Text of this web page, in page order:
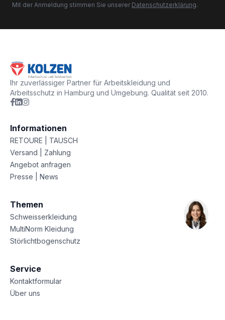
Mit der Anmeldung stimmen Sie unserer Datenschutzerklärung.
Ihr zuverlässiger Partner für Arbeitskleidung und
Arbeitsschutz in Hamburg und Umgebung. Qualität seit 2010.
Informationen
RETOURE | TAUSCH
Versand | Zahlung
Angebot anfragen
Presse | News
Themen
Schweisserkleidung
MultiNorm Kleidung
Störlichtbogenschutz
Service
Kontaktformular
Über uns